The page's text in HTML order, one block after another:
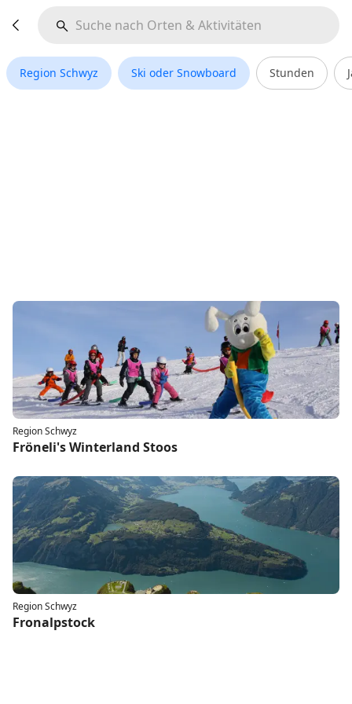
Region Schwyz Ski oder Snowboard Stunden
Region Schwyz
Fröneli's Winterland Stoos
Region Schwyz
Fronalpstock